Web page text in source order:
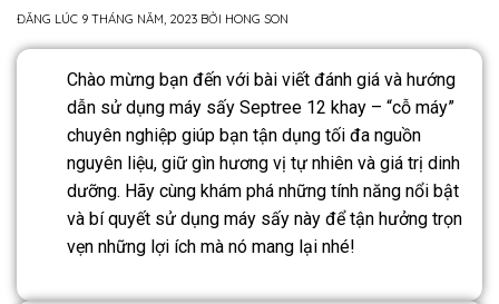
ĐĂNG LÚC 9 THÁNG NĂM, 2023 BỞI HONG SON
Chào mừng bạn đến với bài viết đánh giá và hướng
dẫn sử dụng máy sấy Septree 12 khay – “cỗ máy”
chuyên nghiệp giúp bạn tận dụng tối đa nguồn
nguyên liệu, giữ gìn hương vị tự nhiên và giá trị dinh
dưỡng. Hãy cùng khám phá những tính năng nổi bật
và bí quyết sử dụng máy sấy này để tận hưởng trọn
vẹn những lợi ích mà nó mang lại nhé!